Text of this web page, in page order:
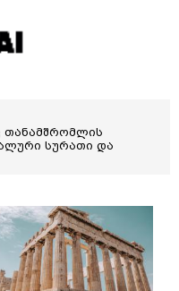
სურათი და